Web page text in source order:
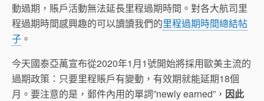
動過期，賬戶活動無法延長里程過期時間。對各大航司里
程過期時間感興趣的可以讀讀我們的里程過期時間總結帖
子 。
今天國泰亞萬宣布從2020年1月1號開始將採用歐美主流的
過期政策：只要里程賬戶有變動，有效期就能延期18個
月。要注意的是，郵件內用的單詞”newly earned”， 因此